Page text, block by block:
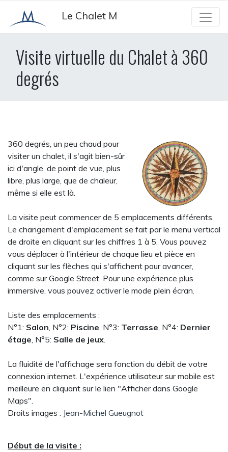
Le Chalet M
Visite virtuelle du Chalet à 360
degrés
360 degrés, un peu chaud pour
visiter un chalet, il s'agit bien-sûr
ici d'angle, de point de vue, plus
libre, plus large, que de chaleur,
même si elle est là.
La visite peut commencer de 5 emplacements différents.
Le changement d'emplacement se fait par le menu vertical
de droite en cliquant sur les chiffres 1 à 5. Vous pouvez
vous déplacer à l'intérieur de chaque lieu et pièce en
cliquant sur les flèches qui s'affichent pour avancer,
comme sur Google Street. Pour une expérience plus
immersive, vous pouvez activer le mode plein écran.
Liste des emplacements :
N°1: Salon, N°2: Piscine, N°3: Terrasse, N°4: Dernier
étage, N°5: Salle de jeux.
La fluidité de l'affichage sera fonction du débit de votre
connexion internet. L'expérience utilisateur sur mobile est
meilleure en cliquant sur le lien "Afficher dans Google
Maps".
Droits images : Jean-Michel Gueugnot
Début de la visite :